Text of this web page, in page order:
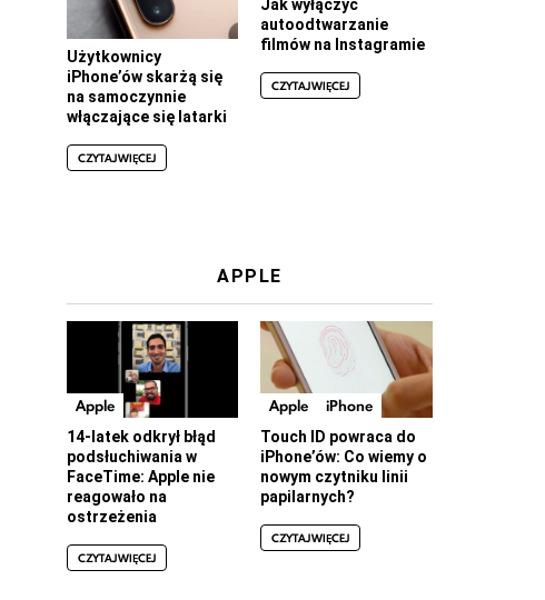
Użytkownicy
iPhone’ów skarżą się
na samoczynnie
włączające się latarki
CZYTAJ WIĘCEJ
Jak wyłączyć
autoodtwarzanie
filmów na Instagramie
CZYTAJ WIĘCEJ
APPLE
Apple
14-latek odkrył błąd
podsłuchiwania w
FaceTime: Apple nie
reagowało na
ostrzeżenia
CZYTAJ WIĘCEJ
Apple iPhone
Touch ID powraca do
iPhone’ów: Co wiemy o
nowym czytniku linii
papilarnych?
CZYTAJ WIĘCEJ